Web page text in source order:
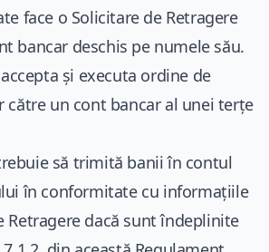
face o Solicitare de Retragere
bancar deschis pe numele său.
și executa ordine de
către un cont bancar al unei terțe
să trimită banii în contul
în conformitate cu informațiile
Retragere dacă sunt îndeplinite